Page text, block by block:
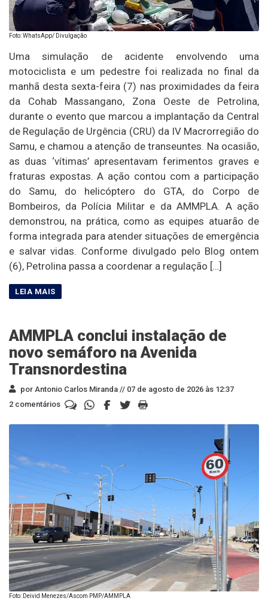
Foto: WhatsApp/ Divulgação
Uma simulação de acidente envolvendo uma
motociclista e um pedestre foi realizada no final da
manhã desta sexta-feira (7) nas proximidades da feira
da Cohab Massangano, Zona Oeste de Petrolina,
durante o evento que marcou a implantação da Central
de Regulação de Urgência (CRU) da IV Macrorregião do
Samu, e chamou a atenção de transeuntes. Na ocasião,
as duas ‘vítimas’ apresentavam ferimentos graves e
fraturas expostas. A ação contou com a participação
do Samu, do helicóptero do GTA, do Corpo de
Bombeiros, da Polícia Militar e da AMMPLA. A ação
demonstrou, na prática, como as equipes atuarão de
forma integrada para atender situações de emergência
e salvar vidas. Conforme divulgado pelo Blog ontem
(6), Petrolina passa a coordenar a regulação […]
AMMPLA conclui instalação de
novo semáforo na Avenida
Transnordestina
por Antonio Carlos Miranda // 07 de agosto de 2026 às 12:37
2 comentários
Foto: Deivid Menezes/Ascom PMP/AMMPLA